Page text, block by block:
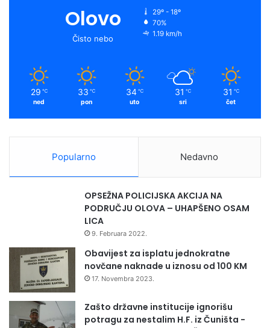
o
g
r
y
Olovo
Čisto nebo
29º - 18º
70%
1.19 km/h
29 ℃
ned
33 ℃
pon
34 ℃
uto
31 ℃
sri
31 ℃
čet
Popularno Nedavno
OPSEŽNA POLICIJSKA AKCIJA NA
PODRUČJU OLOVA – UHAPŠENO OSAM
LICA
9. Februara 2022.
Obavijest za isplatu jednokratne
novčane naknade u iznosu od 100 KM
17. Novembra 2023.
Zašto državne institucije ignorišu
potragu za nestalim H.F. iz Čuništa -